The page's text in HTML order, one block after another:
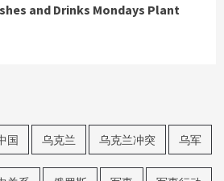
and Drinks Mondays Plant
国 乌克兰 乌克兰冲突 乌军